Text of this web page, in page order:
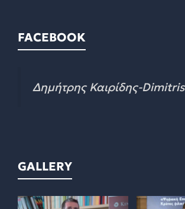
FACEBOOK
Δημήτρης Καιρίδης-
GALLERY